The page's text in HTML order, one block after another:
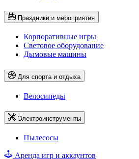
Праздники и мероприятия
Корпоративные игры
Световое оборудование
Дымовые машины
Для спорта и отдыха
Велосипеды
Электроинструменты
Пылесосы
Аренда игр и аккаунтов